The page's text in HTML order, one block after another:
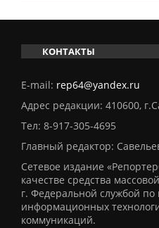
КОНТАКТЫ
E-mail: rep64@yandex.ru
Адрес редакции: 410600,
Тел: 8-917-305-4695
Главный редактор:
Сетевое издание
качестве средства
г. Федеральной службой по
информационных
коммуникаций.